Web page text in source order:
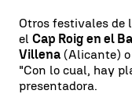
Otros festivales de
el Cap Roig en el
Villena (Alicante) o
"Con lo cual, hay
presentadora.